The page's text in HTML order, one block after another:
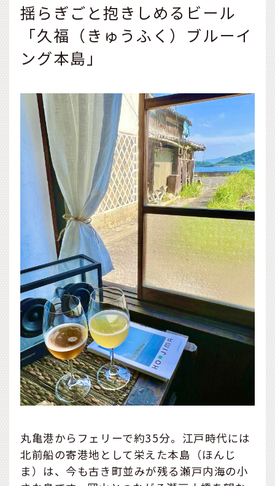
揺らぎごと抱きしめるビール
「久福（きゅうふく）ブルーイ
ング本島」
丸亀港からフェリーで約35分。江戸時代には
北前船の寄港地として栄えた本島（ほんじ
ま）は、今も古き町並みが残る瀬戸内海の小